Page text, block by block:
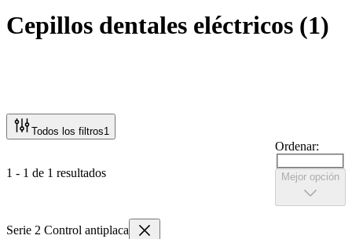
Cepillos dentales eléctricos (1)
Todos los filtros1
1 - 1 de 1 resultados
Ordenar:
Mejor opción
Serie 2 Control antiplaca